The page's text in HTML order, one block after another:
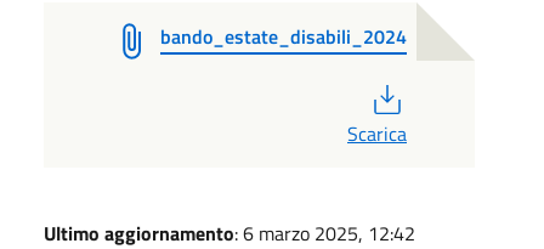
bando_estate_disabili_2024
Scarica
Ultimo aggiornamento: 6 marzo 2025, 12:42